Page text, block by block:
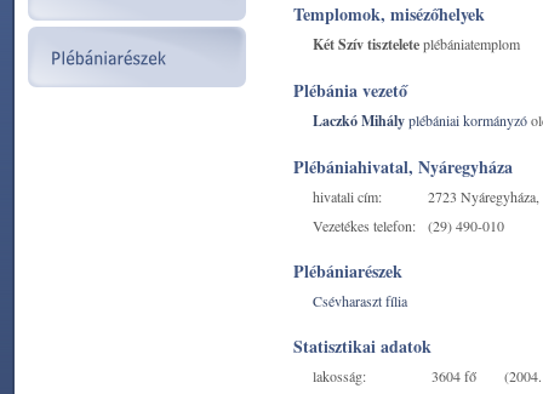
Templomok, misézőhelyek
Két Szív tiszteleteplébániatemplom
Plébánia vezető
Laczkó Mihályplébániai kormányzó
Plébániahivatal, Nyáregyháza
hivatali cím:
2723
Vezetékes telefon:
(29) 490-010
Plébániarészek
Csévharaszt fília
Statisztikai adatok
lakosság: 3604 fő